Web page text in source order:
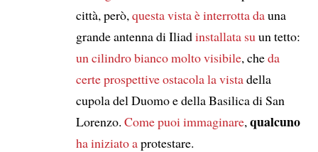
città, però, questa vista è interrotta dauna
grande antenna di Iliadinstallata su un tetto:
un cilindro bianco molto visibile, cheda
certe prospettiveostacola la vistadella
cupola del Duomo e della Basilica di San
Lorenzo. Come puoi immaginare, qualcuno
ha iniziato aprotestare.